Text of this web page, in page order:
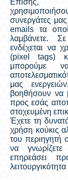
Επίσης,
συνεργάτες
emails τα
λαμβάνετε.
ενδέχεται να
(pixel tags)
μπορούμε
μας
βοηθήσουν να
προς εσάς
στοχευμένη
Έχετε τη
χρήση κούκις
του περιηγητή
να
επηρεάσει